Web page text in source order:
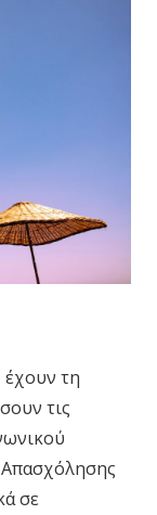
τη
τις
σε